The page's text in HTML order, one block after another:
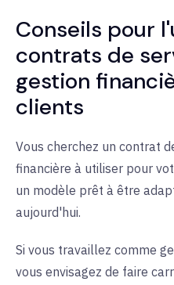
Conseils pour
contrats de
gestion
clients
Vous cherchez un contrat
financière à utiliser pour
un modèle prêt à être
aujourd'hui.
Si vous travaillez comme
vous envisagez de faire